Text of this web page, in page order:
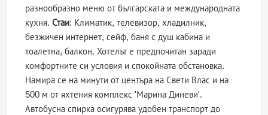
разнообразно меню от българската и международната
кухня.Стаи: Климатик, телевизор, хладилник,
безжичен интернет, сейф, баня с душ кабина и
тоалетна, балкон. Хотелът е предпочитан заради
комфортните си условия и спокойната обстановка.
Намира се на минути от центъра на Свети Влас и на
500 м от яхтения комплекс 'Марина Диневи'.
Автобусна спирка осигурява удобен транспорт до